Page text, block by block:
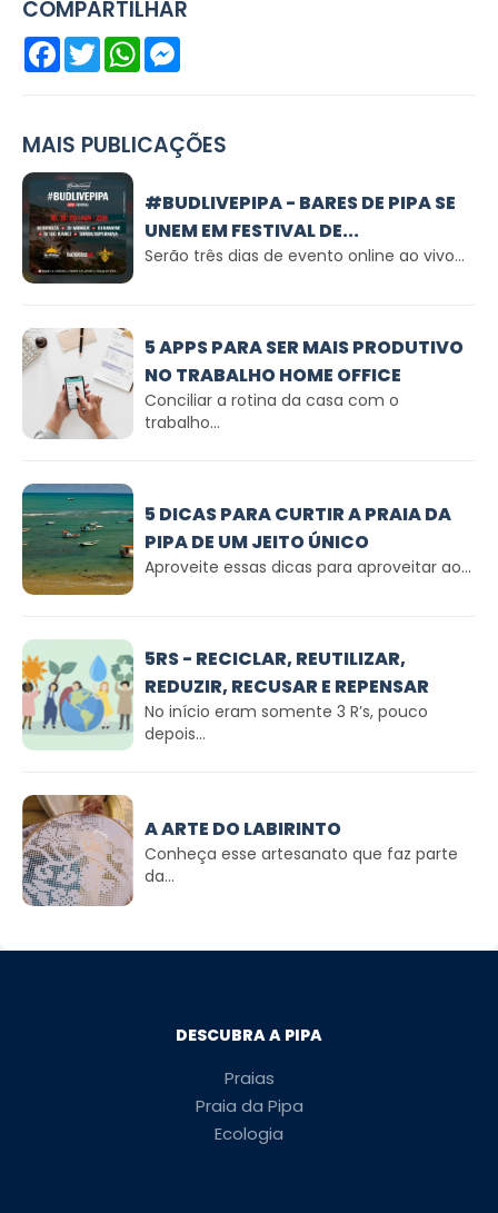
COMPARTILHAR
Facebook
TwitterWhatsApp
MAIS PUBLICAÇÕES
#BUDLIVEPIPA - BARES DE PIPA SE
UNEM EM FESTIVAL DE...
Serão três dias de evento online ao vivo...
5 APPS PARA SER MAIS PRODUTIVO
NO TRABALHO HOME OFFICE
Conciliar a rotina da casa com o
trabalho...
5 DICAS PARA CURTIR A PRAIA DA
PIPA DE UM JEITO ÚNICO
Aproveite essas dicas para aproveitar ao...
5RS - RECICLAR, REUTILIZAR,
REDUZIR, RECUSAR E REPENSAR
No início eram somente 3 R’s, pouco
depois...
A ARTE DO LABIRINTO
Conheça esse artesanato que faz parte
da...
DESCUBRA A PIPA
Praias
Praia da Pipa
Ecologia